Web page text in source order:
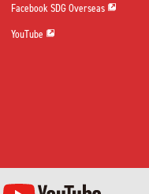
Facebook SDG Overseas
YouTube